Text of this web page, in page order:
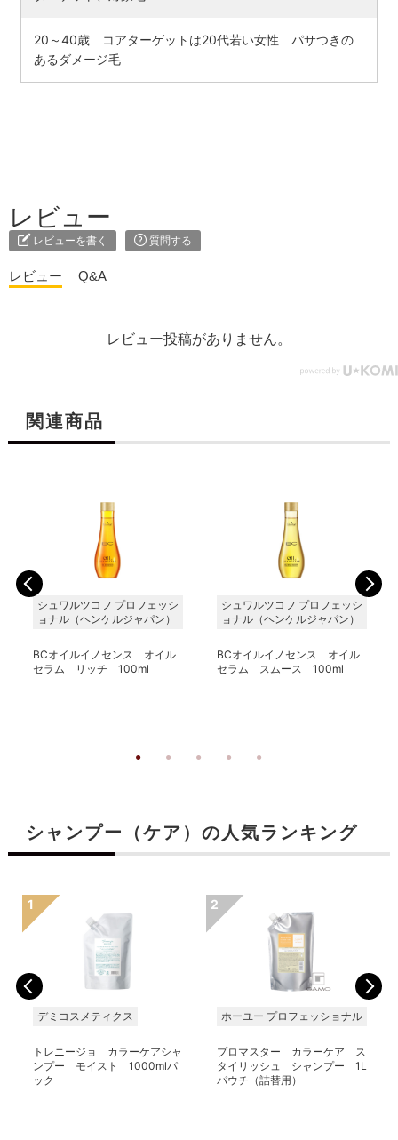
20～40歳 コアターゲットは20代若い女性 パサつきの
あるダメージ毛
レビュー
レビューを書く 質問する
レビュー Q&A
レビュー投稿がありません。
関連商品
シュワルツコフ プロフェッシ
ョナル（ヘンケルジャパン）
BCオイルイノセンス オイル
セラム リッチ 100ml
シュワルツコフ プロフェッシ
ョナル（ヘンケルジャパン）
BCオイルイノセンス オイル
セラム スムース 100ml
シャンプー（ケア）の人気ランキング
デミコスメティクス
トレニージョ カラーケアシャ
ンプー モイスト 1000mlパ
ック
ホーユー プロフェッショナル
プロマスター カラーケア ス
タイリッシュ シャンプー 1L
パウチ（詰替用）